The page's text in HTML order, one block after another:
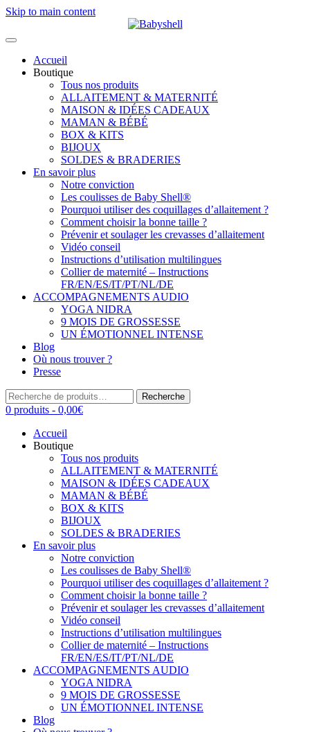
Skip to main content
Accueil
Boutique
Tous nos produits
ALLAITEMENT & MATERNITÉ
MAISON & IDÉES CADEAUX
MAMAN & BÉBÉ
BOX & KITS
BIJOUX
SOLDES & BRADERIES
En savoir plus
Notre conviction
Les coulisses de Baby Shell®
Pourquoi utiliser des coquillages d’allaitement ?
Comment choisir la bonne taille ?
Prévenir et soulager les crevasses d’allaitement
Vidéo conseil
Instructions d’utilisation multilingues
Collier de maternité – Instructions
FR/EN/ES/IT/PT/NL/DE
ACCOMPAGNEMENTS AUDIO
YOGA NIDRA
9 MOIS DE GROSSESSE
UN ÉMOTIONNEL INTENSE
Blog
Où nous trouver ?
Presse
Recherche
pour :
Recherche
0 produits - 0,00€
Accueil
Boutique
Tous nos produits
ALLAITEMENT & MATERNITÉ
MAISON & IDÉES CADEAUX
MAMAN & BÉBÉ
BOX & KITS
BIJOUX
SOLDES & BRADERIES
En savoir plus
Notre conviction
Les coulisses de Baby Shell®
Pourquoi utiliser des coquillages d’allaitement ?
Comment choisir la bonne taille ?
Prévenir et soulager les crevasses d’allaitement
Vidéo conseil
Instructions d’utilisation multilingues
Collier de maternité – Instructions
FR/EN/ES/IT/PT/NL/DE
ACCOMPAGNEMENTS AUDIO
YOGA NIDRA
9 MOIS DE GROSSESSE
UN ÉMOTIONNEL INTENSE
Blog